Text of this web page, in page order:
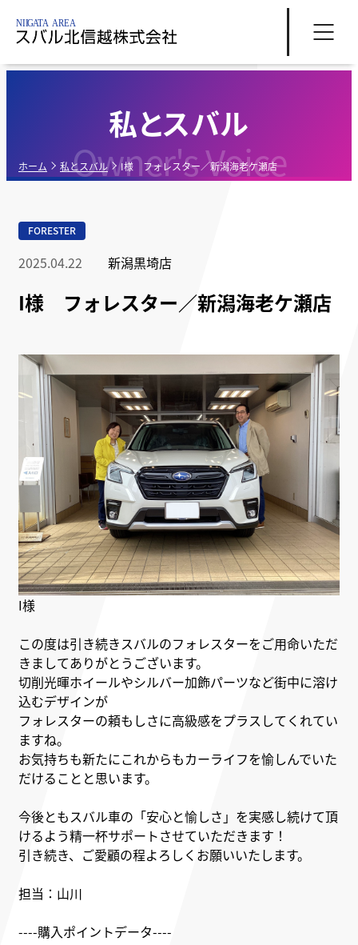
Owner's Voice
私とスバル
ホーム 私とスバル I様 フォレスター／新潟海老ケ瀬店
FORESTER
2025.04.22 新潟黒埼店
I様 フォレスター／新潟海老ケ瀬店
I様
この度は引き続きスバルのフォレスターをご用命いただ
きましてありがとうございます。
切削光暉ホイールやシルバー加飾パーツなど街中に溶け
込むデザインが
フォレスターの頼もしさに高級感をプラスしてくれてい
ますね。
お気持ちも新たにこれからもカーライフを愉しんでいた
だけることと思います。
今後ともスバル車の「安心と愉しさ」を実感し続けて頂
けるよう精一杯サポートさせていただきます！
引き続き、ご愛顧の程よろしくお願いいたします。
担当：山川
----購入ポイントデータ----